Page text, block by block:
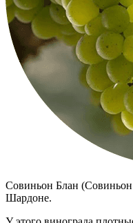
Совиньон Блан
Шардоне.